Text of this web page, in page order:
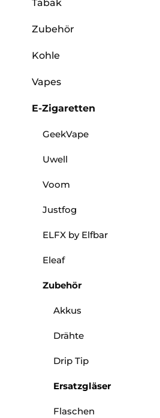
Tabak
Zubehör
Kohle
Vapes
E-Zigaretten
GeekVape
Uwell
Voom
Justfog
ELFX by Elfbar
Eleaf
Zubehör
Akkus
Drähte
Drip Tip
Ersatzgläser
Flaschen